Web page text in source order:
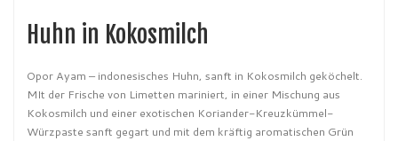
Huhn in Kokosmilch
Opor Ayam – indonesisches Huhn, sanft in Kokosmilch geköchelt.
MIt der Frische von Limetten mariniert, in einer Mischung aus
Kokosmilch und einer exotischen Koriander-Kreuzkümmel-
Würzpaste sanft gegart und mit dem kräftig aromatischen Grün